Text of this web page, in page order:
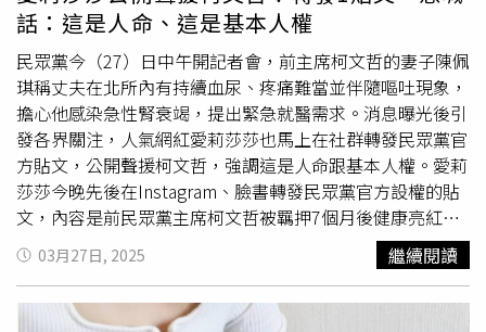
話：這是人命、這是基本人權
民眾黨今（27）日中午開記者會，前主席柯文哲的妻子陳佩
琪稱丈夫在北所內有持續血尿、疼痛難當並伴隨嘔吐現象，
擔心他感染急性腎衰竭，提出緊急就醫需求。消息曝光後引
發各界關注，人氣網紅愛莉莎莎也馬上在社群轉發民眾黨官
方貼文，公開聲援柯文哲，強調這是人命跟基本人權。愛莉
莎莎今晚先後在Instagram、臉書轉發民眾黨官方設權的貼
文，內容是前民眾黨主席柯文哲被羈押7個月後健康亮紅
燈，甚至有血尿、疼痛伴隨嘔吐等警訊，即便服用最強劑量
的止痛藥都難忍疼痛，民眾黨懇求法院顧及醫療人權，給予
柯文哲妥善醫療的機會與權利。 在 Instagram 查看這則貼
03月27日, 2025 繼續閱讀